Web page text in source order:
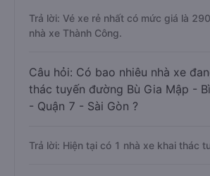
Trả lời: Vé xe rẻ nhất có mức giá là
nhà xe Thành Công.
Câu hỏi: Có bao nhiêu nhà xe
thác tuyến đường Bù Gia Mập -
- Quận 7 - Sài Gòn ?
Trả lời: Hiện tại có 1 nhà xe khai thác